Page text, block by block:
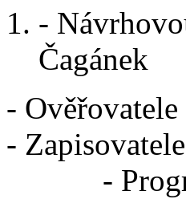
-
Čagánek
-
-
-